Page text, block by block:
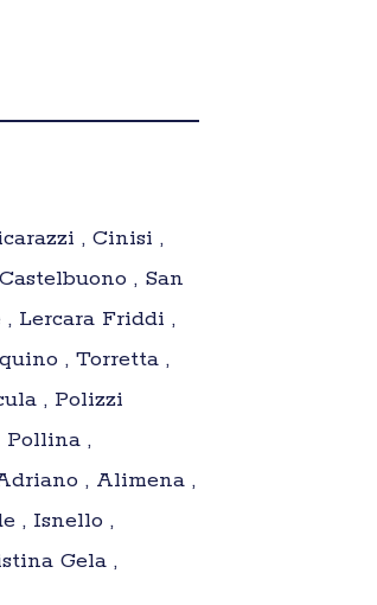
, Cinisi ,
, San
Lercara Friddi ,
, Torretta ,
, Polizzi
Pollina ,
, Alimena ,
, Isnello ,
Gela ,